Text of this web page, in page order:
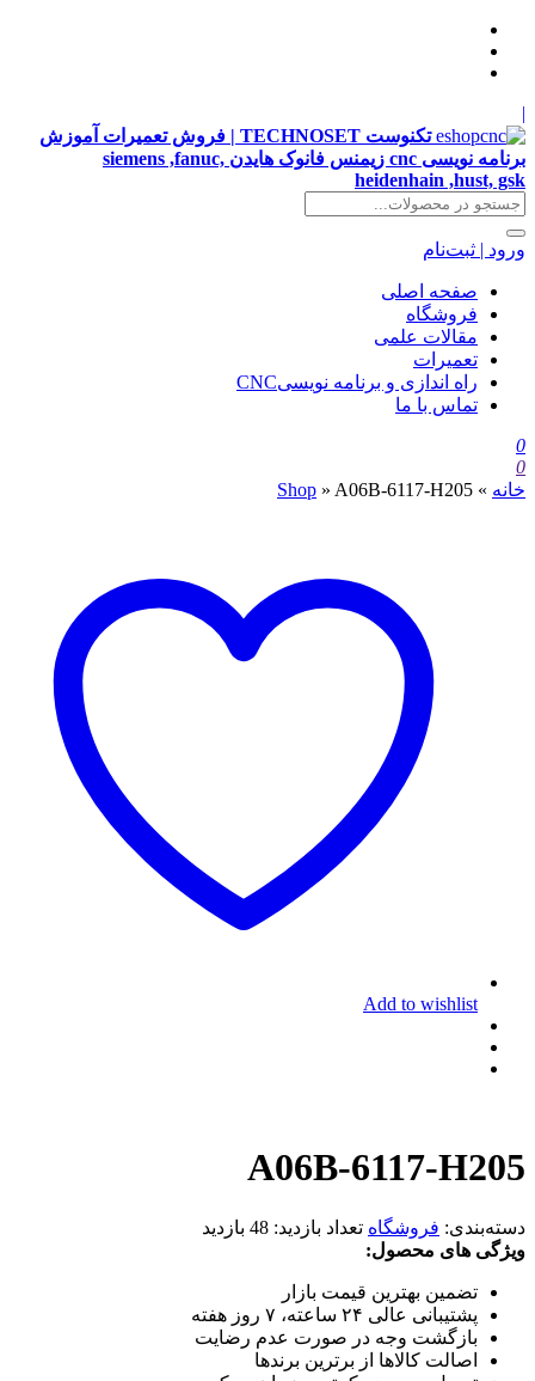
|
تکنوست TECHNOSET | فروش تعمیرات آموزش
برنامه نویسی cnc زیمنس فانوک هایدن siemens ,fanuc,
heidenhain ,hust, gsk
ورود | ثبت‌نام
صفحه اصلی
فروشگاه
مقالات علمی
تعمیرات
راه اندازی و برنامه نویسیCNC
تماس با ما
0
0
خانه »
Shop » A06B-6117-H205
Add to wishlist
A06B-6117-H205
دسته‌بندی: فروشگاه تعداد بازدید: 48 بازدید
ویژگی های محصول:
تضمین بهترین قیمت بازار
پشتیبانی عالی ۲۴ ساعته، ۷ روز هفته
بازگشت وجه در صورت عدم رضایت
اصالت کالاها از برترین برندها